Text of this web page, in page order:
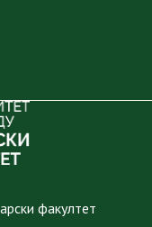
факултет